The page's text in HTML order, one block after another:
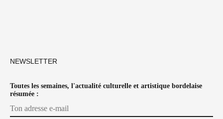
NEWSLETTER
Toutes les semaines, l'actualité culturelle et artistique bordelaise
résumée :